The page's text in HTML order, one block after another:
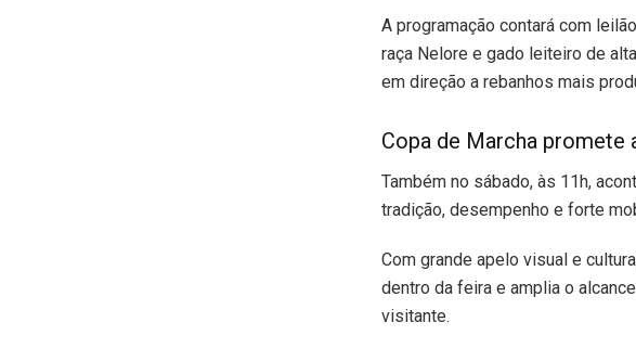
A programação contará com
raça Nelore e gado leiteiro de
em direção a rebanhos mais
Copa de Marcha promete
Também no sábado, às 11h,
tradição, desempenho e forte
Com grande apelo visual e
dentro da feira e amplia o
visitante.